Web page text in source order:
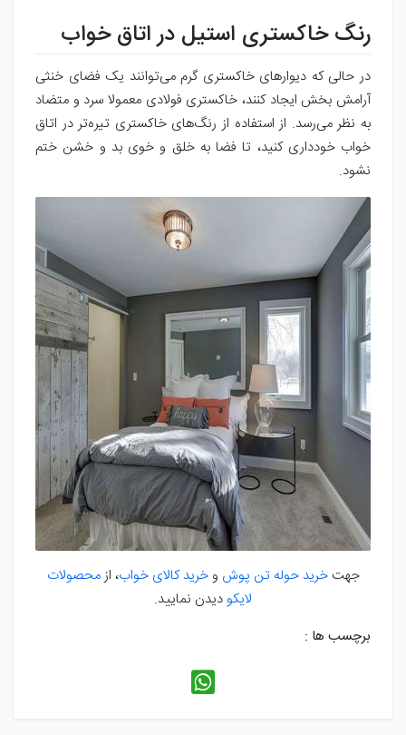
رنگ خاکستری استیل در اتاق خواب
در حالی که دیوارهای خاکستری گرم می‌توانند یک فضای خنثی
آرامش بخش ایجاد کنند، خاکستری فولادی معمولا سرد و متضاد
به نظر می‌رسد. از استفاده از رنگ‌های خاکستری تیره‌تر در اتاق
خواب خودداری کنید، تا فضا به خلق و خوی بد و خشن ختم
نشود.
جهتخرید حوله تن پوش وخرید کالای خواب، ازمحصولات
لایکو دیدن نمایید.
برچسب ها :